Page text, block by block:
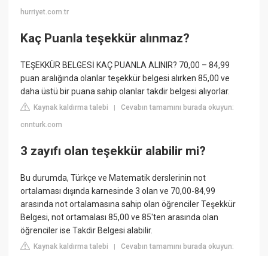
hurriyet.com.tr
Kaç Puanla teşekkür alınmaz?
TEŞEKKÜR BELGESİ KAÇ PUANLA ALINIR? 70,00 – 84,99
puan aralığında olanlar teşekkür belgesi alırken 85,00 ve
daha üstü bir puana sahip olanlar takdir belgesi alıyorlar.
Kaynak kaldırma talebi |Cevabın tamamını burada okuyun:
cnnturk.com
3 zayıfı olan teşekkür alabilir mi?
Bu durumda, Türkçe ve Matematik derslerinin not
ortalaması dışında karnesinde 3 olan ve 70,00-84,99
arasında not ortalamasına sahip olan öğrenciler Teşekkür
Belgesi, not ortamalası 85,00 ve 85'ten arasında olan
öğrenciler ise Takdir Belgesi alabilir.
Kaynak kaldırma talebi |Cevabın tamamını burada okuyun: